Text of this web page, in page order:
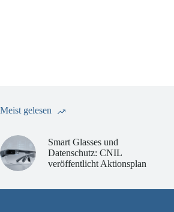
Meist gelesen
Smart Glasses und
Datenschutz: CNIL
veröffentlicht Aktionsplan